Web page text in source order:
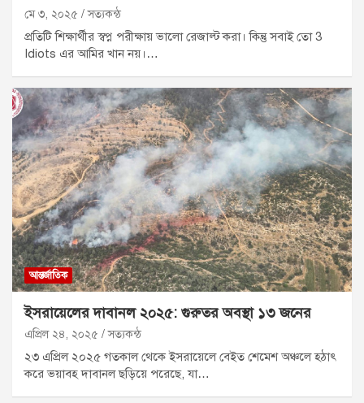
মে ৩, ২০২৫ সত্যকন্ঠ
প্রতিটি শিক্ষার্থীর স্বপ্ন পরীক্ষায় ভালো রেজাল্ট করা। কিন্তু সবাই তো 3
Idiots এর আমির খান নয়।…
আন্তর্জাতিক
ইসরায়েলের দাবানল ২০২৫: গুরুতর অবস্থা ১৩ জনের
এপ্রিল ২৪, ২০২৫ সত্যকন্ঠ
২৩ এপ্রিল ২০২৫ গতকাল থেকে ইসরায়েলে বেইত শেমেশ অঞ্চলে হঠাৎ
করে ভয়াবহ দাবানল ছড়িয়ে পরেছে, যা…